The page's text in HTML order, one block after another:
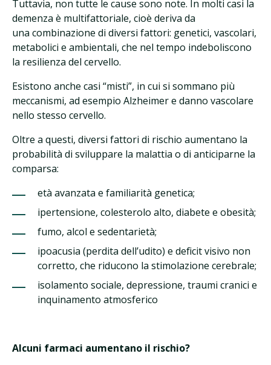
Tuttavia, non tutte le cause sono note. In molti casi la
demenza è multifattoriale, cioè deriva da
una combinazione di diversi fattori: genetici, vascolari,
metabolici e ambientali, che nel tempo indeboliscono
la resilienza del cervello.
Esistono anche casi “misti”, in cui si sommano più
meccanismi, ad esempio Alzheimer e danno vascolare
nello stesso cervello.
Oltre a questi, diversi fattori di rischio aumentano la
probabilità di sviluppare la malattia o di anticiparne la
comparsa:
età avanzata e familiarità genetica;
ipertensione, colesterolo alto, diabete e obesità;
fumo, alcol e sedentarietà;
ipoacusia (perdita dell’udito) e deficit visivo non
corretto, che riducono la stimolazione cerebrale;
isolamento sociale, depressione, traumi cranici e
inquinamento atmosferico
Alcuni farmaci aumentano il rischio?